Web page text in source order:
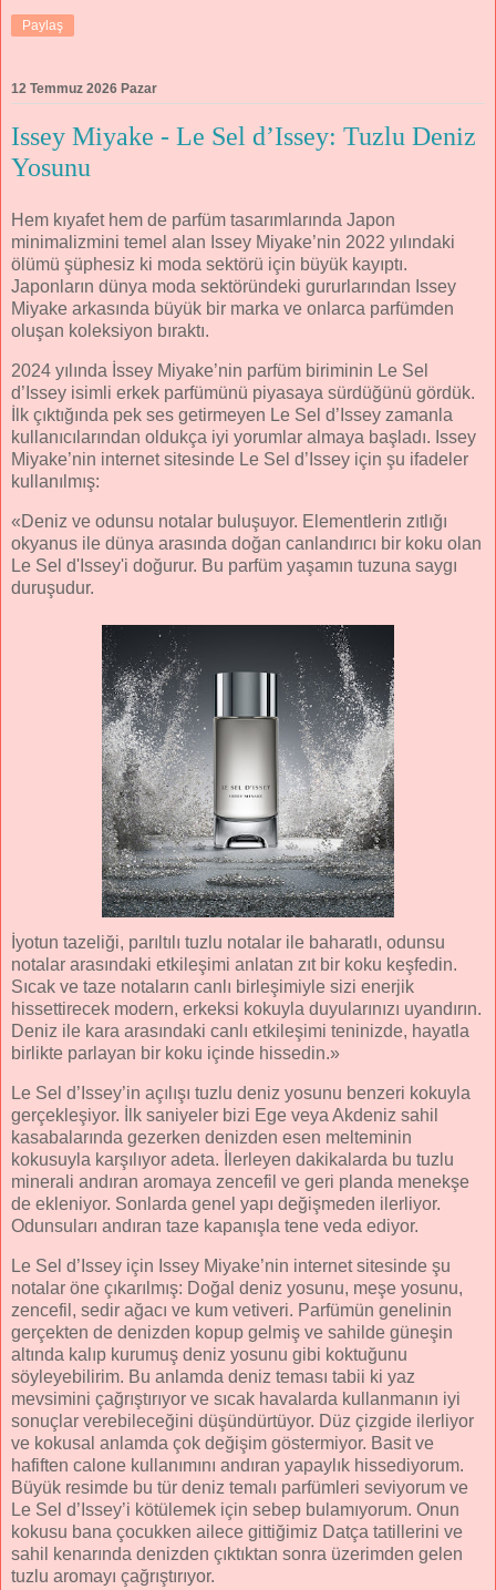
Paylaş
12 Temmuz 2026 Pazar
Issey Miyake - Le Sel d’Issey: Tuzlu Deniz
Yosunu
Hem kıyafet hem de parfüm tasarımlarında Japon
minimalizmini temel alan Issey Miyake’nin 2022 yılındaki
ölümü şüphesiz ki moda sektörü için büyük kayıptı.
Japonların dünya moda sektöründeki gururlarından Issey
Miyake arkasında büyük bir marka ve onlarca parfümden
oluşan koleksiyon bıraktı.
2024 yılında İssey Miyake’nin parfüm biriminin Le Sel
d’Issey isimli erkek parfümünü piyasaya sürdüğünü gördük.
İlk çıktığında pek ses getirmeyen Le Sel d’Issey zamanla
kullanıcılarından oldukça iyi yorumlar almaya başladı. Issey
Miyake’nin internet sitesinde Le Sel d’Issey için şu ifadeler
kullanılmış:
«Deniz ve odunsu notalar buluşuyor. Elementlerin zıtlığı
okyanus ile dünya arasında doğan canlandırıcı bir koku olan
Le Sel d'Issey'i doğurur. Bu parfüm yaşamın tuzuna saygı
duruşudur.
İyotun tazeliği, parıltılı tuzlu notalar ile baharatlı, odunsu
notalar arasındaki etkileşimi anlatan zıt bir koku keşfedin.
Sıcak ve taze notaların canlı birleşimiyle sizi enerjik
hissettirecek modern, erkeksi kokuyla duyularınızı uyandırın.
Deniz ile kara arasındaki canlı etkileşimi teninizde, hayatla
birlikte parlayan bir koku içinde hissedin.»
Le Sel d’Issey’in açılışı tuzlu deniz yosunu benzeri kokuyla
gerçekleşiyor. İlk saniyeler bizi Ege veya Akdeniz sahil
kasabalarında gezerken denizden esen melteminin
kokusuyla karşılıyor adeta. İlerleyen dakikalarda bu tuzlu
minerali andıran aromaya zencefil ve geri planda menekşe
de ekleniyor. Sonlarda genel yapı değişmeden ilerliyor.
Odunsuları andıran taze kapanışla tene veda ediyor.
Le Sel d’Issey için Issey Miyake’nin internet sitesinde şu
notalar öne çıkarılmış: Doğal deniz yosunu, meşe yosunu,
zencefil, sedir ağacı ve kum vetiveri. Parfümün genelinin
gerçekten de denizden kopup gelmiş ve sahilde güneşin
altında kalıp kurumuş deniz yosunu gibi koktuğunu
söyleyebilirim. Bu anlamda deniz teması tabii ki yaz
mevsimini çağrıştırıyor ve sıcak havalarda kullanmanın iyi
sonuçlar verebileceğini düşündürtüyor. Düz çizgide ilerliyor
ve kokusal anlamda çok değişim göstermiyor. Basit ve
hafiften calone kullanımını andıran yapaylık hissediyorum.
Büyük resimde bu tür deniz temalı parfümleri seviyorum ve
Le Sel d’Issey’i kötülemek için sebep bulamıyorum. Onun
kokusu bana çocukken ailece gittiğimiz Datça tatillerini ve
sahil kenarında denizden çıktıktan sonra üzerimden gelen
tuzlu aromayı çağrıştırıyor.